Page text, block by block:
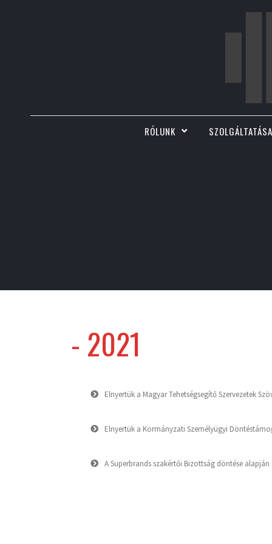
RÓLUNK
- 2021
Elnyertük a Magyar Tehetségsegítő Szervezetek
Elnyertük a Kormányzati Személyügyi
A Superbrands szakértői Bizottság döntése